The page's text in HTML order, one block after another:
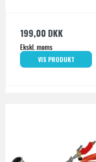
199,00 DKK
Ekskl. moms
VIS PRODUKT